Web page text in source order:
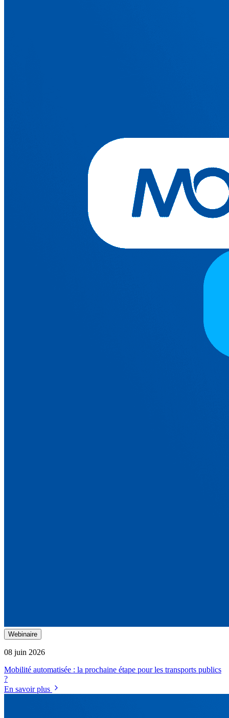
Webinaire
08 juin 2026
Mobilité automatisée : la prochaine étape pour les transports publics
?
En savoir plus